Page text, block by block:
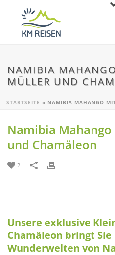
NAMIBIA
MÜLLER UND
STARTSEITE » NAMIBIA MAHANGO
Namibia
und Chamäleon
2
Unsere exklusive
Chamäleon bringt Sie
Wunderwelten von